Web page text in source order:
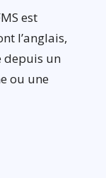
est
l’anglais,
depuis un
ou une